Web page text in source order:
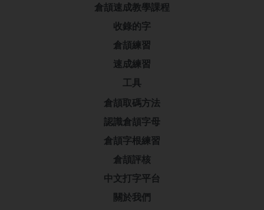
倉頡速成教學課程
收錄的字
倉頡練習
速成練習
工具
倉頡取碼方法
認識倉頡字母
倉頡字根練習
倉頡評核
中文打字平台
關於我們